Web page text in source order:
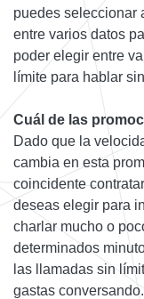
puedes seleccionar
entre varios datos
poder elegir entre
límite para hablar
Cuál de las
Dado que la
cambia en esta
coincidente
deseas elegir para
charlar mucho o
determinados
las llamadas sin
gastas conversando.